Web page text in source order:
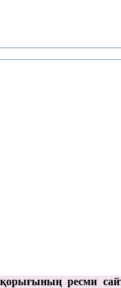
ресми